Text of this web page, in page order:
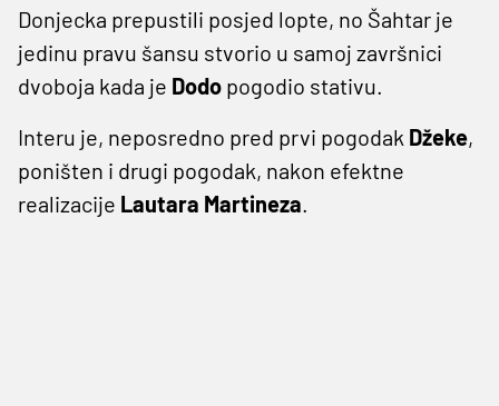
Donjecka prepustili posjed lopte, no Šahtar je
jedinu pravu šansu stvorio u samoj završnici
dvoboja kada je Dodo pogodio stativu.
Interu je, neposredno pred prvi pogodak Džeke,
poništen i drugi pogodak, nakon efektne
realizacije Lautara Martineza.